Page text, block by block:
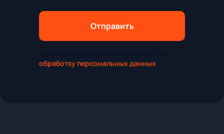
Отправить
обработку персональных данных